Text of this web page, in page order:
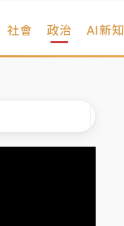
社會 政治 AI新知